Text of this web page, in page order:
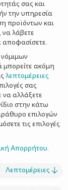
σας και
την υπηρεσία
προϊόντων και
λάβετε
αποφασίσετε.
μπορείτε ακόμη
λεπτομέρειες
σας
να αλλάξετε
στην κάτω
επιλογών
τις επιλογές
Απορρήτου.
Λεπτομέρειες ↓